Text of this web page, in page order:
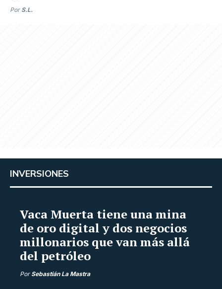
Por S.L.
INVERSIONES
Vaca Muerta tiene una mina
de oro digital y dos negocios
millonarios que van más allá
del petróleo
Por Sebastián La Mastra